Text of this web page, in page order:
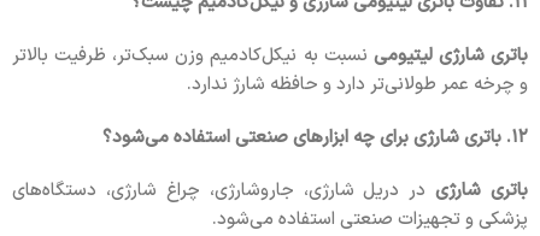
باتری شارژی لیتیومی نسبت به نیکل‌کادمیم وزن سبک‌تر، ظرفیت بالاتر
و چرخه عمر طولانی‌تر دارد و حافظه شارژ ندارد.
۱۲. باتری شارژی برای چه ابزارهای صنعتی استفاده می‌شود؟
باتری شارژیدر دریل شارژی، جاروشارژی، چراغ شارژی، دستگاه‌های
پزشکی و تجهیزات صنعتی استفاده می‌شود.